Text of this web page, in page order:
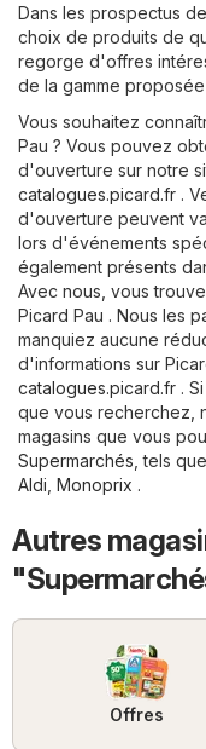
Dans les prospectus
choix de produits de
regorge d'offres
de la gamme
Vous souhaitez
Pau ? Vous pouvez
d'ouverture sur notre
catalogues.picard.fr .
d'ouverture peuvent
lors d'événements
également présents
Avec nous, vous
Picard Pau . Nous les
manquiez aucune
d'informations sur
catalogues.picard.fr .
que vous recherchez,
magasins que vous
Supermarchés , tels que
Aldi Monoprix .
Autres
Offres